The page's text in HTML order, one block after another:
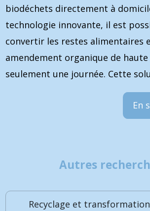
biodéchets directement à
technologie innovante, il est
convertir les restes alimentaires
amendement organique de
seulement une journée. Cette
En
Autres
Recyclage et